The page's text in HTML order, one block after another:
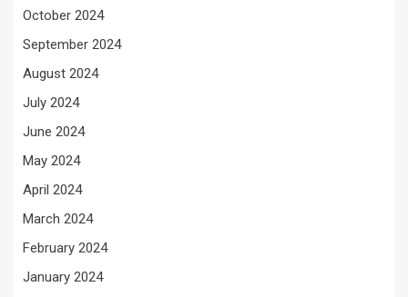
October 2024
September 2024
August 2024
July 2024
June 2024
May 2024
April 2024
March 2024
February 2024
January 2024